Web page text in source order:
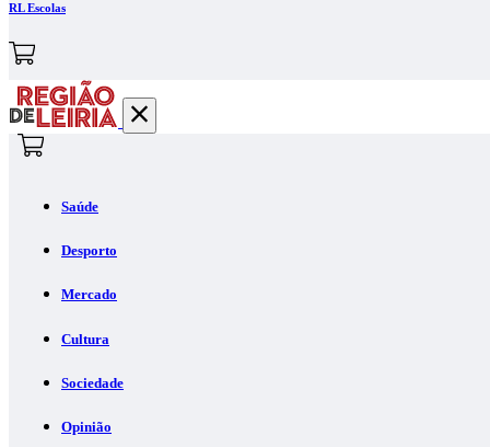
RL Escolas
Saúde
Desporto
Mercado
Cultura
Sociedade
Opinião